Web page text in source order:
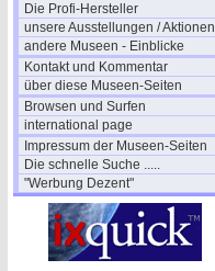
Die Profi-Hersteller
unsere Ausstellungen / Aktionen
andere Museen - Einblicke
Kontakt und Kommentar
über diese Museen-Seiten
Browsen und Surfen
international page
Impressum der Museen-Seiten
Die schnelle Suche .....
"Werbung Dezent"